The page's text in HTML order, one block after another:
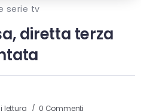
serie tv
diretta terza
lettura 0 Commenti